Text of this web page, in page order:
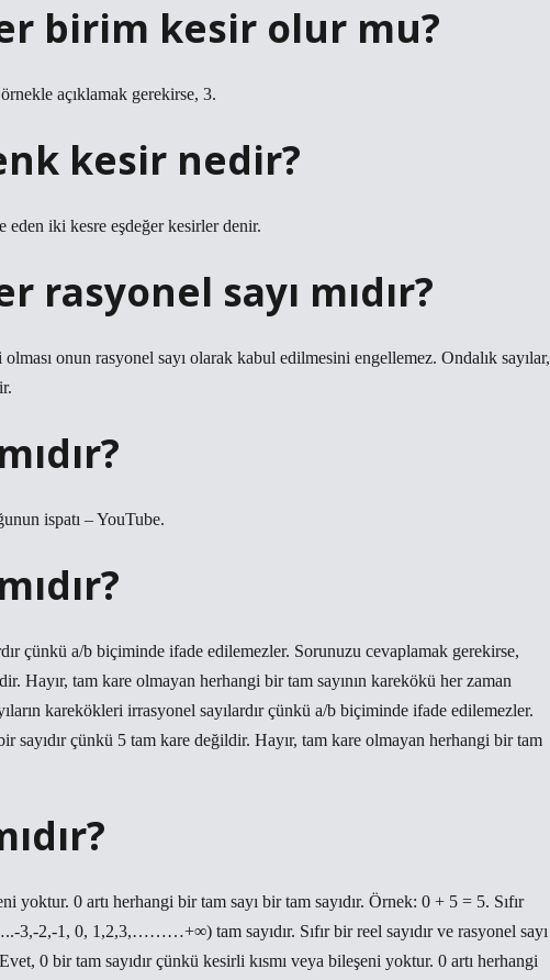
birim kesir olur mu?
açıklamak gerekirse, 3.
kesir nedir?
eden iki kesre eşdeğer kesirler denir.
rasyonel sayı mıdır?
onun rasyonel sayı olarak kabul edilmesini engellemez. Ondalık sayılar,
ispatı – YouTube.
çünkü a/b biçiminde ifade edilemezler. Sorunuzu cevaplamak gerekirse,
Hayır, tam kare olmayan herhangi bir tam sayının karekökü her zaman
karekökleri irrasyonel sayılardır çünkü a/b biçiminde ifade edilemezler.
sayıdır çünkü 5 tam kare değildir. Hayır, tam kare olmayan herhangi bir tam
yoktur. 0 artı herhangi bir tam sayı bir tam sayıdır. Örnek: 0 + 5 = 5. Sıfır
2,-1, 0, 1,2,3,………+∞) tam sayıdır. Sıfır bir reel sayıdır ve rasyonel sayı
0 bir tam sayıdır çünkü kesirli kısmı veya bileşeni yoktur. 0 artı herhangi